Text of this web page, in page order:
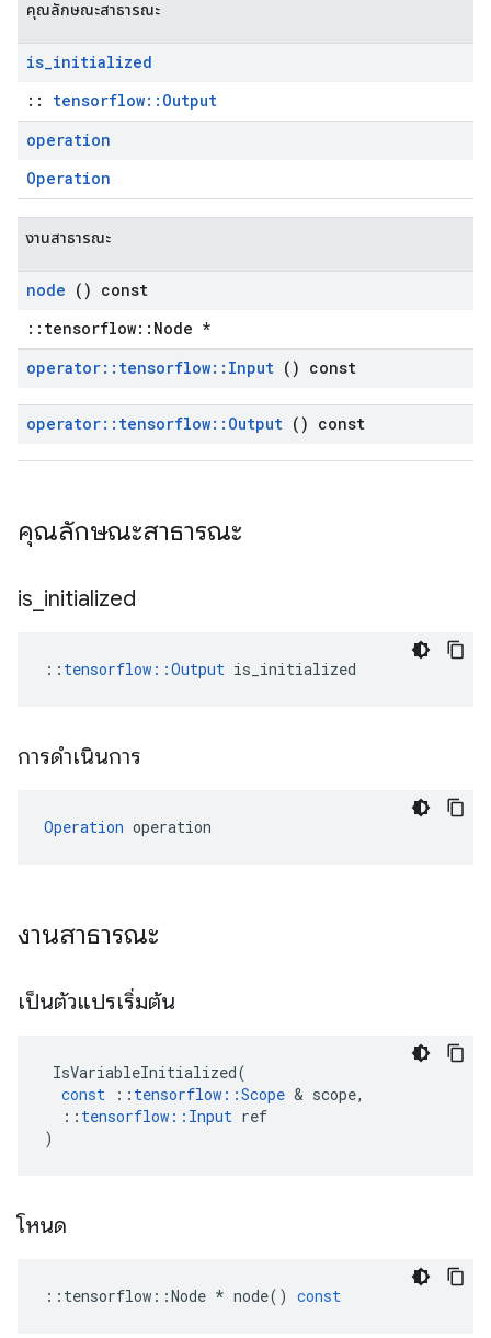
คุณลักษณะสาธารณะ
is_initialized
:: tensorflow::Output
operation
Operation
งานสาธารณะ
node () const
::tensorflow::Node *
operator:: tensorflow:: Input () const
operator:: tensorflow:: Output () const
คุณลักษณะสาธารณะ
is initialized
:: tensorflow::Output is_initialized
การดำเนินการ
Operation operation
งานสาธารณะ
เป็นตัวแปรเริ่มต้น
IsVariableInitialized(
const
:: tensorflow ::Scope & scope,
:: tensorflow :: Input ref
)
โหนด
:: tensorflow ::Node * node() const